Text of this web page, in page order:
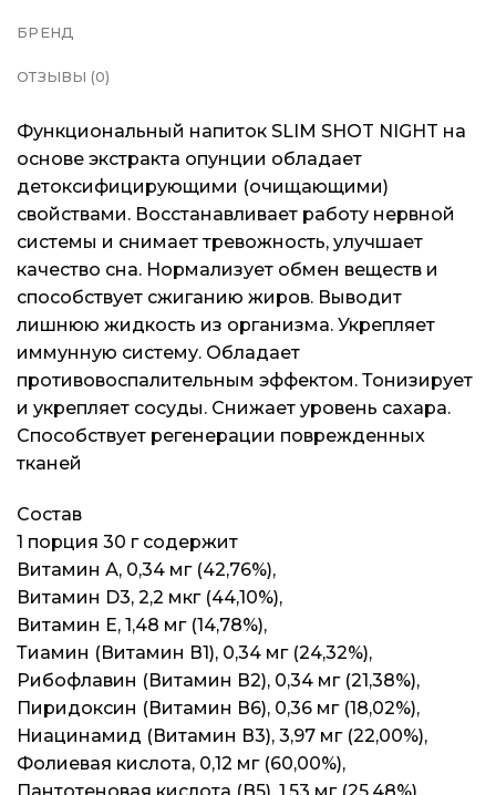
БРЕНД
ОТЗЫВЫ (0)
Функциональный напиток SLIM SHOT NIGHT на
основе экстракта опунции обладает
детоксифицирующими (очищающими)
свойствами. Восстанавливает работу нервной
системы и снимает тревожность, улучшает
качество сна. Нормализует обмен веществ и
способствует сжиганию жиров. Выводит
лишнюю жидкость из организма. Укрепляет
иммунную систему. Обладает
противовоспалительным эффектом. Тонизирует
и укрепляет сосуды. Снижает уровень сахара.
Способствует регенерации поврежденных
тканей
Состав
1 порция 30 г содержит
Витамин А, 0,34 мг (42,76%),
Витамин D3, 2,2 мкг (44,10%),
Витамин Е, 1,48 мг (14,78%),
Тиамин (Витамин В1), 0,34 мг (24,32%),
Рибофлавин (Витамин В2), 0,34 мг (21,38%),
Пиридоксин (Витамин В6), 0,36 мг (18,02%),
Ниацинамид (Витамин В3), 3,97 мг (22,00%),
Фолиевая кислота, 0,12 мг (60,00%),
Каталог
Бренды
Подарочные сертификаты
Доставка и оплата
Блог
Каталог
Бренды
Подарочные сертификаты
Доставка и оплата
Блог
Каталог
Бренды
Подарочные сертификаты
Доставка и оплата
Блог